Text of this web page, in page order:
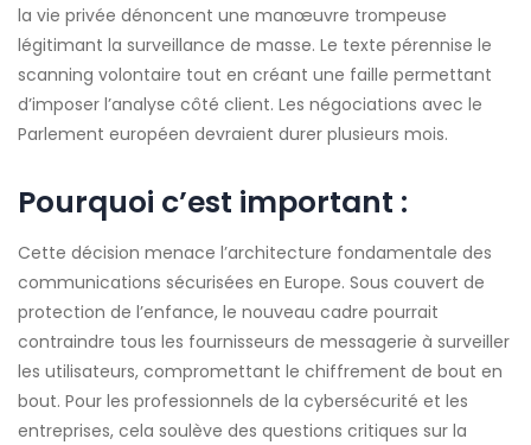
la vie privée dénoncent une manœuvre trompeuse
légitimant la surveillance de masse. Le texte pérennise le
scanning volontaire tout en créant une faille permettant
d’imposer l’analyse côté client. Les négociations avec le
Parlement européen devraient durer plusieurs mois.
Pourquoi c’est important :
Cette décision menace l’architecture fondamentale des
communications sécurisées en Europe. Sous couvert de
protection de l’enfance, le nouveau cadre pourrait
contraindre tous les fournisseurs de messagerie à surveiller
les utilisateurs, compromettant le chiffrement de bout en
bout. Pour les professionnels de la cybersécurité et les
entreprises, cela soulève des questions critiques sur la